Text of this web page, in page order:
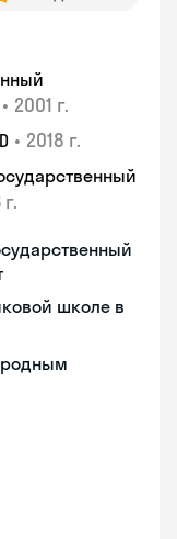
• 2001 г.
• 2018 г.
школе в